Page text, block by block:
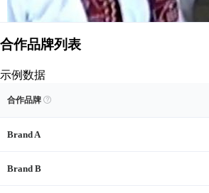
合作品牌列表
示例数据
查看示例
解锁 Taylor Swift 的品牌合作记录
合作品牌 
Brand A
Brand B